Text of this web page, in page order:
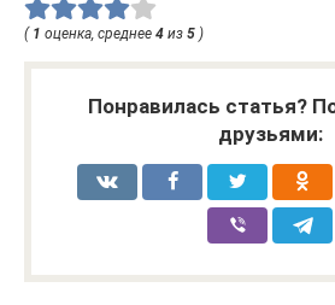
( 1 оценка, среднее 4 из 5 )
Понравилась статья?
друзьями: